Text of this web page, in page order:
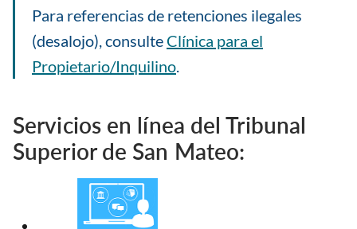
Para referencias de retenciones ilegales
(desalojo), consulte Clínica para el
Propietario/Inquilino.
Servicios en línea del Tribunal
Superior de San Mateo: